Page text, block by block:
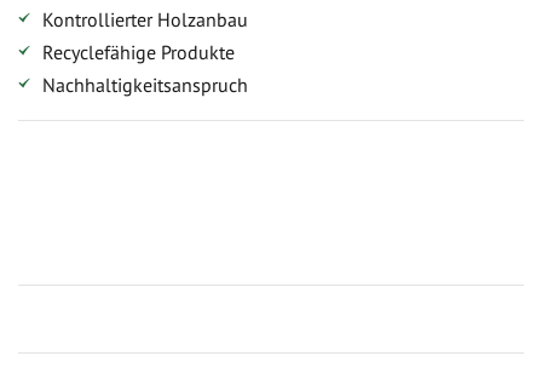
Kontrollierter Holzanbau
Recyclefähige Produkte
Nachhaltigkeitsanspruch